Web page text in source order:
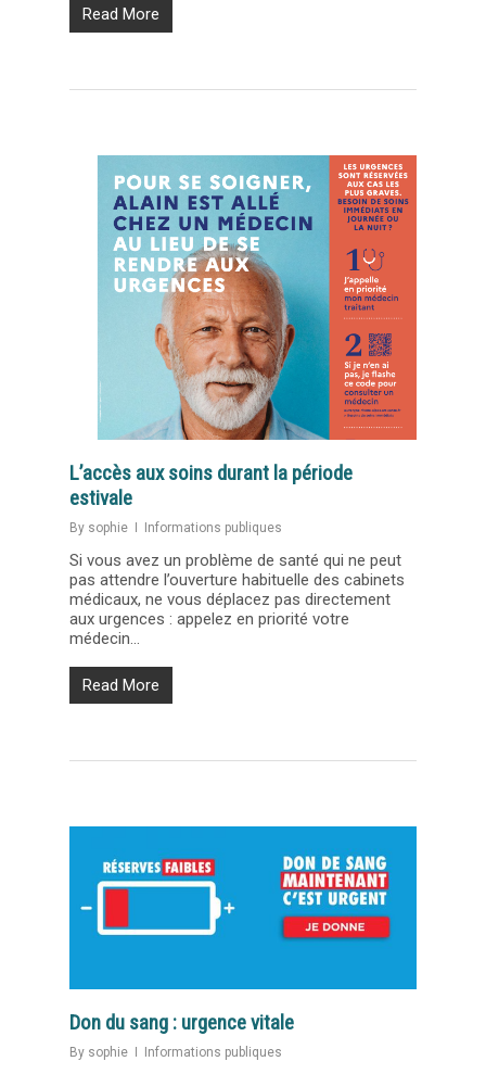
Read More
L’accès aux soins durant la période
estivale
By sophie Informations publiques
Si vous avez un problème de santé qui ne peut
pas attendre l’ouverture habituelle des cabinets
médicaux, ne vous déplacez pas directement
aux urgences : appelez en priorité votre
médecin...
Read More
Don du sang : urgence vitale
By sophie Informations publiques